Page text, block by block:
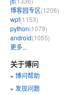
博客园专区(1206)
wpf(1153)
python(1079)
android(1055)
更多...
关于博问
» 博问帮助
» 发现问题